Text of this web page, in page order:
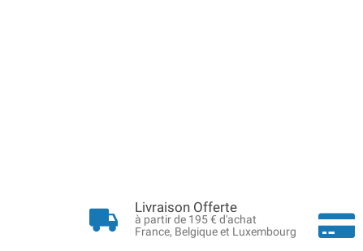
Livraison Offerte
à partir de 195 € d'achat
France, Belgique et Luxembourg